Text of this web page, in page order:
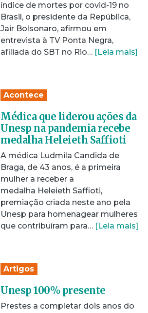
índice de mortes por covid-19 no
Brasil, o presidente da República,
Jair Bolsonaro, afirmou em
entrevista à TV Ponta Negra,
afiliada do SBT no Rio… [Leia mais]
Acontece
Médica que liderou ações da
Unesp na pandemia recebe
medalha Heleieth Saffioti
A médica Ludmila Candida de
Braga, de 43 anos, é a primeira
mulher a receber a
medalha Heleieth Saffioti,
premiação criada neste ano pela
Unesp para homenagear mulheres
que contribuíram para… [Leia mais]
Artigos
Unesp 100% presente
Prestes a completar dois anos do